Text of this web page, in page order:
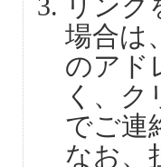
リン
場合は
のアド
く、
でご連
なお、